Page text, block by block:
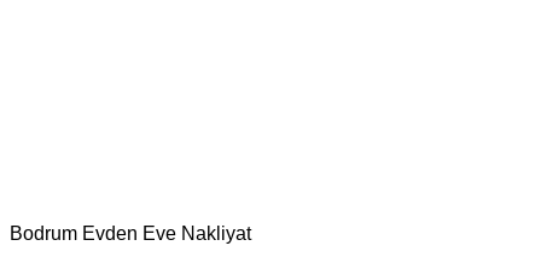
Bodrum Evden Eve Nakliyat